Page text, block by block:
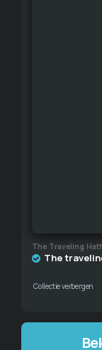
The
Collectie verbergen